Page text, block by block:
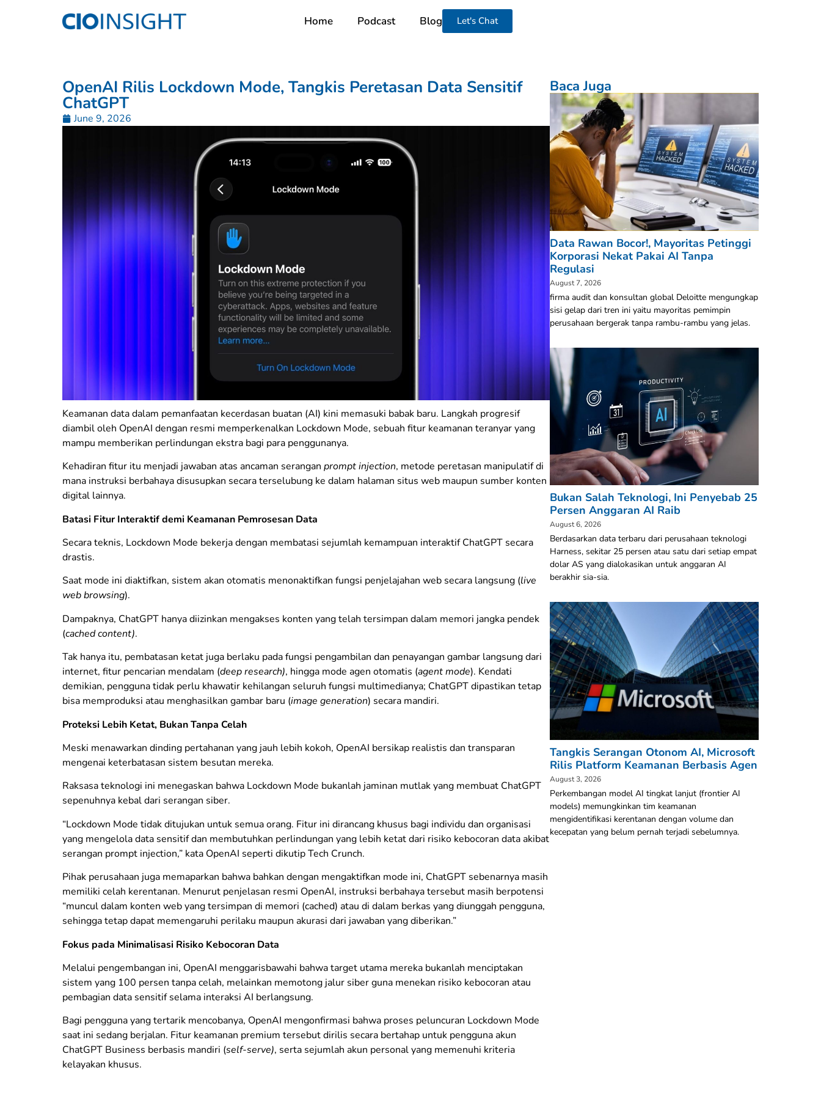
Home Podcast Blog Let's Chat
OpenAI Rilis Lockdown Mode, Tangkis Peretasan Data Sensitif
ChatGPT
June 9, 2026
​Keamanan data dalam pemanfaatan kecerdasan buatan (AI) kini memasuki babak baru. Langkah progresif
diambil oleh OpenAI dengan resmi memperkenalkan Lockdown Mode, sebuah fitur keamanan teranyar yang
mampu memberikan perlindungan ekstra bagi para penggunanya.
​Kehadiran fitur itu menjadi jawaban atas ancaman serangan prompt injection, metode peretasan manipulatif di
mana instruksi berbahaya disusupkan secara terselubung ke dalam halaman situs web maupun sumber konten
digital lainnya.
​Batasi Fitur Interaktif demi Keamanan Pemrosesan Data
​Secara teknis, Lockdown Mode bekerja dengan membatasi sejumlah kemampuan interaktif ChatGPT secara
drastis.
Saat mode ini diaktifkan, sistem akan otomatis menonaktifkan fungsi penjelajahan web secara langsung (live
web browsing).
Dampaknya, ChatGPT hanya diizinkan mengakses konten yang telah tersimpan dalam memori jangka pendek
(cached content).
​Tak hanya itu, pembatasan ketat juga berlaku pada fungsi pengambilan dan penayangan gambar langsung dari
internet, fitur pencarian mendalam (deep research), hingga mode agen otomatis (agent mode). Kendati
demikian, pengguna tidak perlu khawatir kehilangan seluruh fungsi multimedianya; ChatGPT dipastikan tetap
bisa memproduksi atau menghasilkan gambar baru (image generation) secara mandiri.
Proteksi Lebih Ketat, Bukan Tanpa Celah
​Meski menawarkan dinding pertahanan yang jauh lebih kokoh, OpenAI bersikap realistis dan transparan
mengenai keterbatasan sistem besutan mereka.
Raksasa teknologi ini menegaskan bahwa Lockdown Mode bukanlah jaminan mutlak yang membuat ChatGPT
sepenuhnya kebal dari serangan siber.
​“Lockdown Mode tidak ditujukan untuk semua orang. Fitur ini dirancang khusus bagi individu dan organisasi
yang mengelola data sensitif dan membutuhkan perlindungan yang lebih ketat dari risiko kebocoran data akibat
serangan prompt injection,” kata OpenAI seperti dikutip Tech Crunch.
​Pihak perusahaan juga memaparkan bahwa bahkan dengan mengaktifkan mode ini, ChatGPT sebenarnya masih
memiliki celah kerentanan. Menurut penjelasan resmi OpenAI, instruksi berbahaya tersebut masih berpotensi
“muncul dalam konten web yang tersimpan di memori (cached) atau di dalam berkas yang diunggah pengguna,
sehingga tetap dapat memengaruhi perilaku maupun akurasi dari jawaban yang diberikan.”
​Fokus pada Minimalisasi Risiko Kebocoran Data
​Melalui pengembangan ini, OpenAI menggarisbawahi bahwa target utama mereka bukanlah menciptakan
sistem yang 100 persen tanpa celah, melainkan memotong jalur siber guna menekan risiko kebocoran atau
pembagian data sensitif selama interaksi AI berlangsung.
​Bagi pengguna yang tertarik mencobanya, OpenAI mengonfirmasi bahwa proses peluncuran Lockdown Mode
saat ini sedang berjalan. Fitur keamanan premium tersebut dirilis secara bertahap untuk pengguna akun
ChatGPT Business berbasis mandiri (self-serve), serta sejumlah akun personal yang memenuhi kriteria
kelayakan khusus.
Baca Juga
Data Rawan Bocor!, Mayoritas Petinggi
Korporasi Nekat Pakai AI Tanpa
Regulasi
August 7, 2026
firma audit dan konsultan global Deloitte mengungkap
sisi gelap dari tren ini yaitu mayoritas pemimpin
perusahaan bergerak tanpa rambu-rambu yang jelas.
Bukan Salah Teknologi, Ini Penyebab 25
Persen Anggaran AI Raib
August 6, 2026
Berdasarkan data terbaru dari perusahaan teknologi
Harness, sekitar 25 persen atau satu dari setiap empat
dolar AS yang dialokasikan untuk anggaran AI
berakhir sia-sia.
Tangkis Serangan Otonom AI, Microsoft
Rilis Platform Keamanan Berbasis Agen
August 3, 2026
Perkembangan model AI tingkat lanjut (frontier AI
models) memungkinkan tim keamanan
mengidentifikasi kerentanan dengan volume dan
kecepatan yang belum pernah terjadi sebelumnya.